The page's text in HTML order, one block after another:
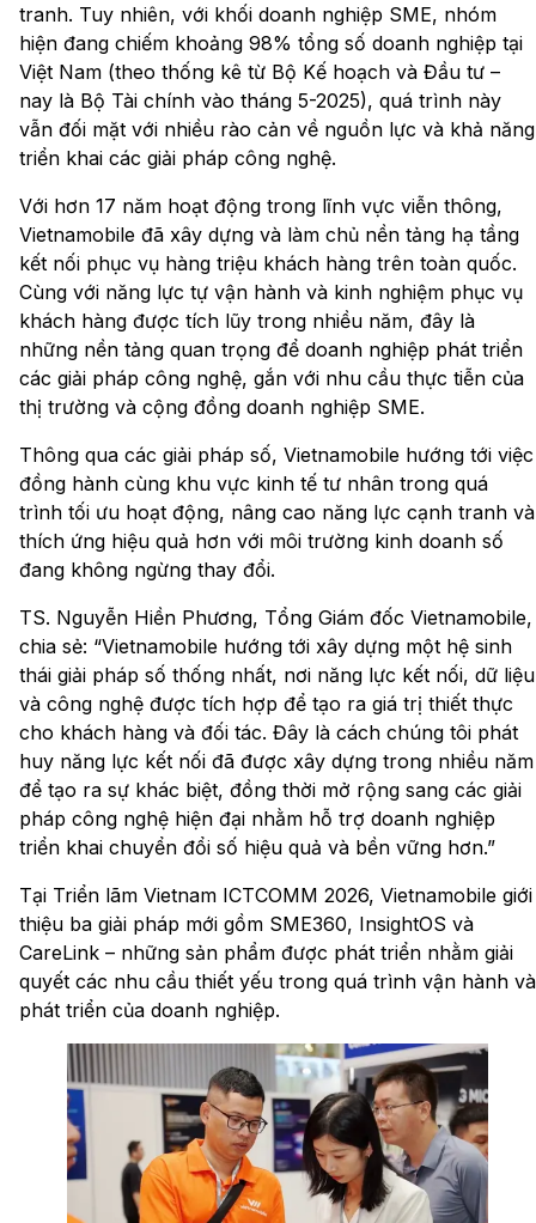
tranh. Tuy nhiên, với khối doanh nghiệp SME, nhóm
hiện đang chiếm khoảng 98% tổng số doanh nghiệp tại
Việt Nam (theo thống kê từ Bộ Kế hoạch và Đầu tư –
nay là Bộ Tài chính vào tháng 5-2025), quá trình này
vẫn đối mặt với nhiều rào cản về nguồn lực và khả năng
triển khai các giải pháp công nghệ.
Với hơn 17 năm hoạt động trong lĩnh vực viễn thông,
Vietnamobile đã xây dựng và làm chủ nền tảng hạ tầng
kết nối phục vụ hàng triệu khách hàng trên toàn quốc.
Cùng với năng lực tự vận hành và kinh nghiệm phục vụ
khách hàng được tích lũy trong nhiều năm, đây là
những nền tảng quan trọng để doanh nghiệp phát triển
các giải pháp công nghệ, gắn với nhu cầu thực tiễn của
thị trường và cộng đồng doanh nghiệp SME.
Thông qua các giải pháp số, Vietnamobile hướng tới việc
đồng hành cùng khu vực kinh tế tư nhân trong quá
trình tối ưu hoạt động, nâng cao năng lực cạnh tranh và
thích ứng hiệu quả hơn với môi trường kinh doanh số
đang không ngừng thay đổi.
TS. Nguyễn Hiền Phương, Tổng Giám đốc Vietnamobile,
chia sẻ: “Vietnamobile hướng tới xây dựng một hệ sinh
thái giải pháp số thống nhất, nơi năng lực kết nối, dữ liệu
và công nghệ được tích hợp để tạo ra giá trị thiết thực
cho khách hàng và đối tác. Đây là cách chúng tôi phát
huy năng lực kết nối đã được xây dựng trong nhiều năm
để tạo ra sự khác biệt, đồng thời mở rộng sang các giải
pháp công nghệ hiện đại nhằm hỗ trợ doanh nghiệp
triển khai chuyển đổi số hiệu quả và bền vững hơn.”
Tại Triển lãm Vietnam ICTCOMM 2026, Vietnamobile giới
thiệu ba giải pháp mới gồm SME360, InsightOS và
CareLink – những sản phẩm được phát triển nhằm giải
quyết các nhu cầu thiết yếu trong quá trình vận hành và
phát triển của doanh nghiệp.